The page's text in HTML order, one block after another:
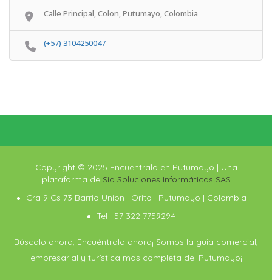
Calle Principal, Colon, Putumayo, Colombia
(+57) 3104250047
Copyright © 2025 Encuéntralo en Putumayo | Una
plataforma de Sio Soluciones Informáticas SAS
Cra 9 Cs 73 Barrio Union | Orito | Putumayo | Colombia
Tel +57 322 7759294
Búscalo ahora, Encuéntralo ahora¡ Somos la guia comercial,
empresarial y turística mas completa del Putumayo¡